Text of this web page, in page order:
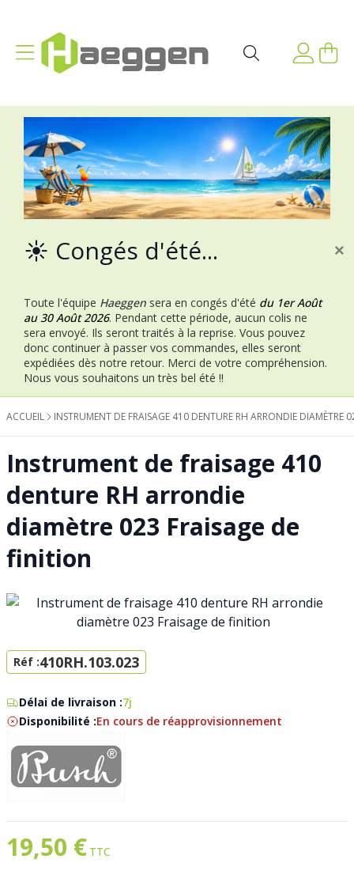
Affichage navigation Mon
☀️ Congés d'été...
Toute l'équipe Haeggen sera en congés d'été du 1er Août
au 30 Août 2026. Pendant cette période, aucun colis ne
sera envoyé. Ils seront traités à la reprise. Vous pouvez
donc continuer à passer vos commandes, elles seront
expédiées dès notre retour. Merci de votre compréhension.
Nous vous souhaitons un très bel été !!
×
ACCUEIL INSTRUMENT DE FRAISAGE 410 DENTURE RH ARRONDIE DIAMÈTRE
Instrument de fraisage 410
denture RH arrondie
diamètre 023 Fraisage de
finition
Réf :410RH.103.023
Délai de livraison :7j
Disponibilité :En cours de réapprovisionnement
19,50 €